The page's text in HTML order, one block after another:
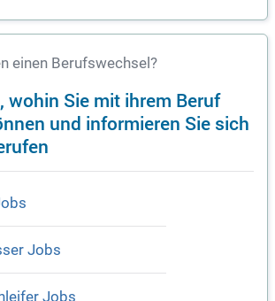
einen Berufswechsel?
wohin Sie mit ihrem Beruf
und informieren Sie sich
Jobs
Jobs